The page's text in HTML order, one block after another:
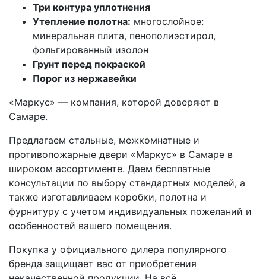
Три контура уплотнения
Утепление полотна: многослойное:
минеральная плита, пенополиэстирол,
фольгированный изолон
Грунт перед покраской
Порог из нержавейки
«Маркус» — компания, которой доверяют в
Самаре.
Предлагаем стальные, межкомнатные и
противопожарные двери «Маркус» в Самаре в
широком ассортименте. Даем бесплатные
консультации по выбору стандартных моделей, а
также изготавливаем коробки, полотна и
фурнитуру с учетом индивидуальных пожеланий и
особенностей вашего помещения.
Покупка у официального дилера популярного
бренда защищает вас от приобретения